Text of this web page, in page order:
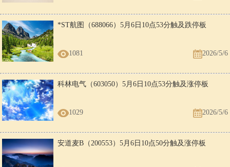
*ST航图（688066）5月6日10点53分触及跌停板
1081 2026/5/6
科林电气（603050）5月6日10点53分触及涨停板
1029 2026/5/6
安道麦B（200553）5月6日10点50分触及涨停板